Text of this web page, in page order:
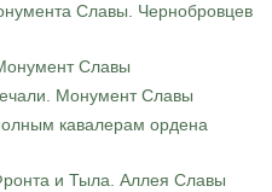
Славы. Чернобровцев
Славы
Монумент Славы
кавалерам ордена
и Тыла. Аллея Славы